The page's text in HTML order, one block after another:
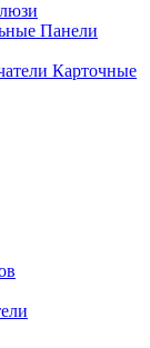
Панели
Карточные